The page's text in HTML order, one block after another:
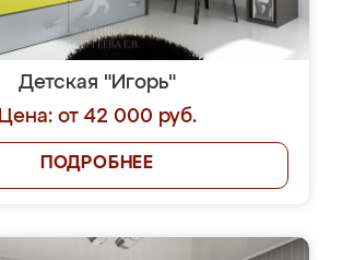
Детская "Игорь"
Цена: от 42 000 руб.
ПОДРОБНЕЕ